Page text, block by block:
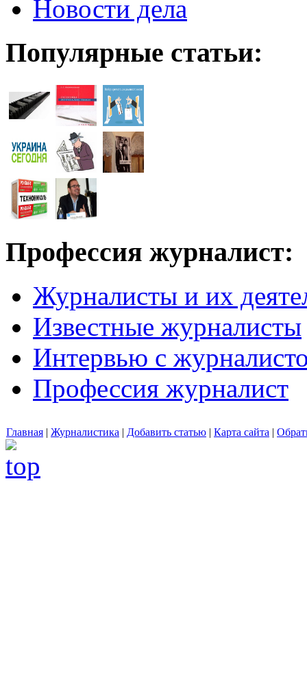
Новости дела
Популярные статьи:
Профессия журналист:
Журналисты и их
Известные журналисты
Интервью с
Профессия журналист
Главная | Журналистика | Добавить статью | Карта сайта |